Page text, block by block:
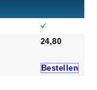
24,80
Bestellen